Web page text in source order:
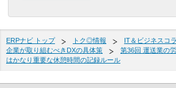
ERPナビ トップ トク◎情報 IT＆ビジネスコ
企業が取り組むべきDXの具体策
第36回 運送業の
はかなり重要な休憩時間の記録ルール